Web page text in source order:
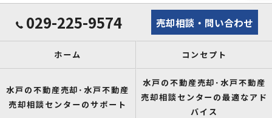
029-225-9574 売却相談・問い合わせ
ホーム コンセプト
水戸の不動産売却･水戸不動産
売却相談センターのサポート
水戸の不動産売却･水戸不動産
売却相談センターの最適なアド
バイス